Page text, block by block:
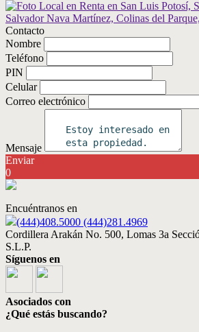
Contacto
Nombre
Teléfono
PIN
Celular
Correo electrónico
Mensaje
Enviar
0
Encuéntranos en
(444)408.5000 (444)281.4969
Cordillera Arakán No. 500, Lomas 3a
S.L.P.
Síguenos en
Asociados con
¿Qué estás buscando?